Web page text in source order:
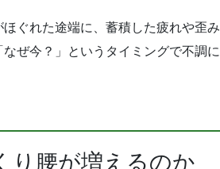
ぐれた途端に、蓄積した疲れや歪
ぜ今？」というタイミングで不調
り腰が増えるのか